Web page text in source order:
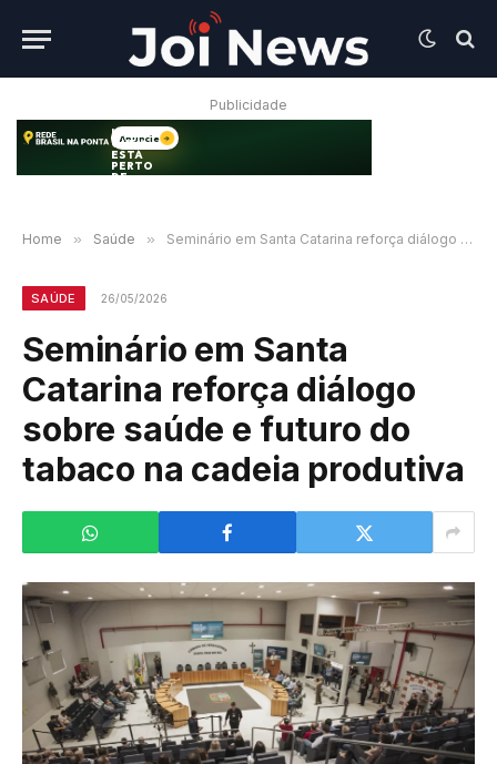
Publicidade
Home » Saúde » Seminário em Santa Catarina reforça diálogo sobre saúde e futuro do tabaco na cadeia produtiva
SAÚDE 26/05/2026
Seminário em Santa
Catarina reforça diálogo
sobre saúde e futuro do
tabaco na cadeia produtiva